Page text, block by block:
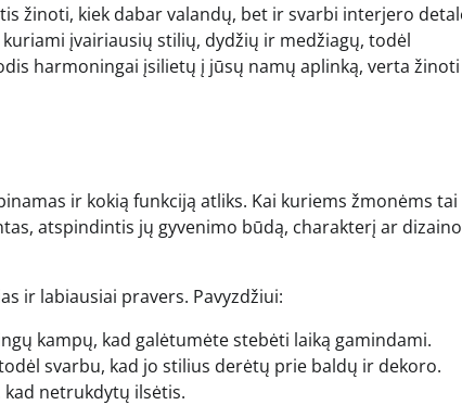
žinoti, kiek dabar valandų, bet ir svarbi interjero
įvairiausių stilių, dydžių ir medžiagų, todėl
harmoningai įsilietų į jūsų namų aplinką, verta
ir kokią funkciją atliks. Kai kuriems žmonėms tai
atspindintis jų gyvenimo būdą, charakterį ar dizaino
ir labiausiai pravers. Pavyzdžiui:
kampų, kad galėtumėte stebėti laiką gamindami.
svarbu, kad jo stilius derėtų prie baldų ir dekoro.
netrukdytų ilsėtis.